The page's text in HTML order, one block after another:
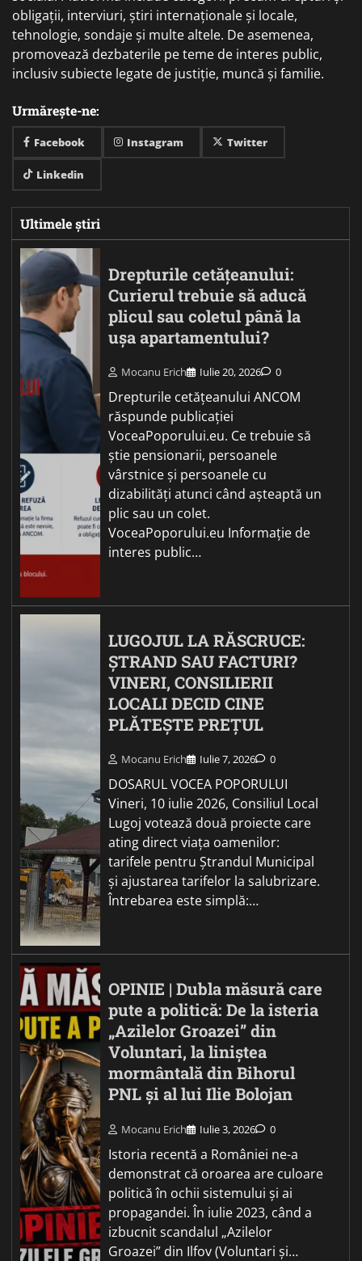
obligații, interviuri, știri internaționale și locale,
tehnologie, sondaje și multe altele. De asemenea,
promovează dezbaterile pe teme de interes public,
inclusiv subiecte legate de justiție, muncă și familie.
Urmărește-ne:
Facebook Instagram Twitter
Linkedin
Ultimele știri
Drepturile cetățeanului:
Curierul trebuie să aducă
plicul sau coletul până la
ușa apartamentului?
Mocanu Erich Iulie 20, 2026 0
Drepturile cetățeanului ANCOM
răspunde publicației
VoceaPoporului.eu. Ce trebuie să
știe pensionarii, persoanele
vârstnice și persoanele cu
dizabilități atunci când așteaptă un
plic sau un colet.
VoceaPoporului.eu Informație de
interes public…
LUGOJUL LA RĂSCRUCE:
ȘTRAND SAU FACTURI?
VINERI, CONSILIERII
LOCALI DECID CINE
PLĂTEȘTE PREȚUL
Mocanu Erich Iulie 7, 2026 0
DOSARUL VOCEA POPORULUI
Vineri, 10 iulie 2026, Consiliul Local
Lugoj votează două proiecte care
ating direct viața oamenilor:
tarifele pentru Ștrandul Municipal
și ajustarea tarifelor la salubrizare.
Întrebarea este simplă:…
OPINIE | Dubla măsură care
pute a politică: De la isteria
„Azilelor Groazei” din
Voluntari, la liniștea
mormântală din Bihorul
PNL și al lui Ilie Bolojan
Mocanu Erich Iulie 3, 2026 0
Istoria recentă a României ne-a
demonstrat că oroarea are culoare
politică în ochii sistemului și ai
propagandei. În iulie 2023, când a
izbucnit scandalul „Azilelor
Groazei” din Ilfov (Voluntari și…